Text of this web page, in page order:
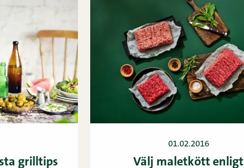
grilltips
01.02.2016
Välj maletkött enligt